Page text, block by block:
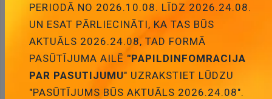
Pievienot
grozam
PERIODĀ NO 2026.10.08. LĪDZ 2026.24.08.
UN ESAT PĀRLIECINĀTI, KA TAS BŪS
AKTUĀLS 2026.24.08, TAD FORMĀ
PASŪTĪJUMA AILĒ "PAPILDINFOMRACIJA
PAR PASUTIJUMU" UZRAKSTIET LŪDZU
"PASŪTĪJUMS BŪS AKTUĀLS 2026.24.08".